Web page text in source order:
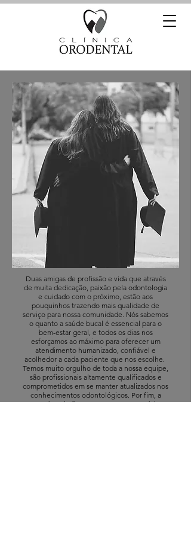
Duas amigas de profissão e vida que através
de muita dedicação, paixão pela odontologia
e cuidado com o próximo, estão aos
pouquinhos trazendo mais qualidade de
serviço para nossa comunidade. Nós sabemos
o quanto a saúde bucal é essencial para o
bem-estar geral, e todos os dias nos
esforçamos ao máximo para oferecer um
atendimento humanizado, confiável e
acolhedor a cada paciente que nos escolhe.
Temos muito orgulho de toda a nossa equipe,
são profissionais altamente qualificados e
comprometidos em se manter atualizados nos
conhecimentos odontológicos. Por fim, a
Orodental não se resume apenas a dois